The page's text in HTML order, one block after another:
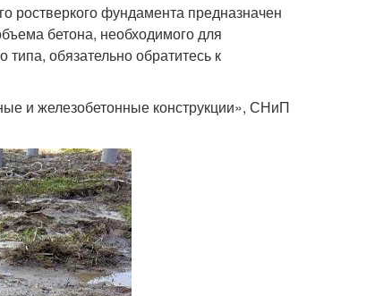
ростверкого фундамента предназначен
бетона, необходимого для
обязательно обратитесь к
и железобетонные конструкции», СНиП